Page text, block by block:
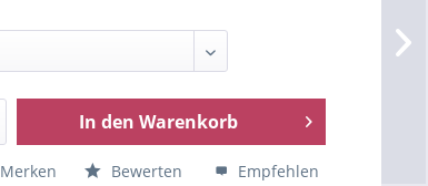
In den Warenkorb
Merken Bewerten Empfehlen